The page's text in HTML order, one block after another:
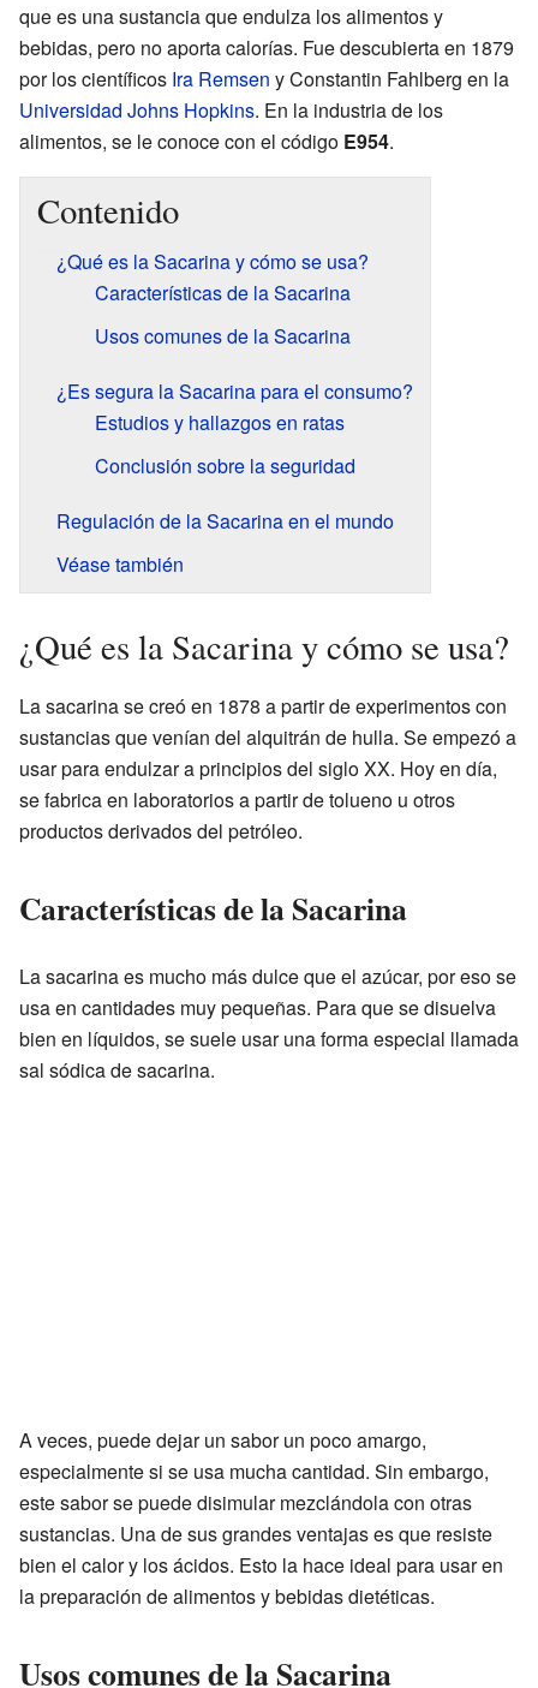
que es una sustancia que endulza los alimentos y
bebidas, pero no aporta calorías. Fue descubierta en 1879
por los científicos Ira Remsen y Constantin Fahlberg en la
Universidad Johns Hopkins. En la industria de los
alimentos, se le conoce con el código E954.
Contenido
¿Qué es la Sacarina y cómo se usa?
Características de la Sacarina
Usos comunes de la Sacarina
¿Es segura la Sacarina para el consumo?
Estudios y hallazgos en ratas
Conclusión sobre la seguridad
Regulación de la Sacarina en el mundo
Véase también
¿Qué es la Sacarina y cómo se usa?
La sacarina se creó en 1878 a partir de experimentos con
sustancias que venían del alquitrán de hulla. Se empezó a
usar para endulzar a principios del siglo XX. Hoy en día,
se fabrica en laboratorios a partir de tolueno u otros
productos derivados del petróleo.
Características de la Sacarina
La sacarina es mucho más dulce que el azúcar, por eso se
usa en cantidades muy pequeñas. Para que se disuelva
bien en líquidos, se suele usar una forma especial llamada
sal sódica de sacarina.
A veces, puede dejar un sabor un poco amargo,
especialmente si se usa mucha cantidad. Sin embargo,
este sabor se puede disimular mezclándola con otras
sustancias. Una de sus grandes ventajas es que resiste
bien el calor y los ácidos. Esto la hace ideal para usar en
la preparación de alimentos y bebidas dietéticas.
Usos comunes de la Sacarina